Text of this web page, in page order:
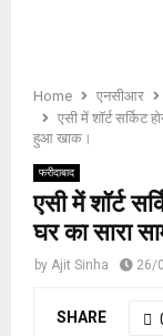
Home एनसीआर
एसी में शॉर्ट
हुआ खाक।
फरीदाबाद
एसी में शॉर्ट
घर का सारा
by Ajit Sinha 26/
SHARE